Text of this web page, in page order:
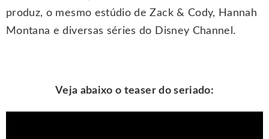
produz, o mesmo estúdio de Zack & Cody, Hannah
Montana e diversas séries do Disney Channel.
Veja abaixo o teaser do seriado: